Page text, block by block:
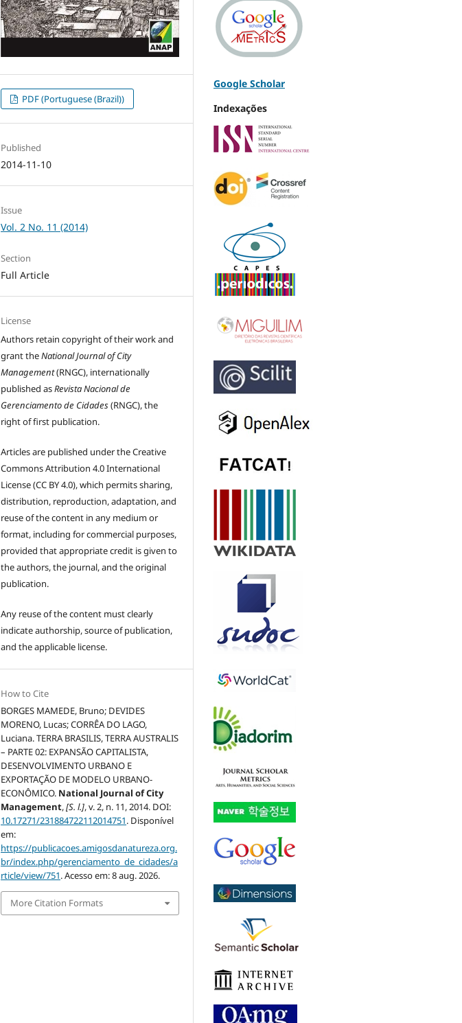
PDF (Portuguese (Brazil))
Published
2014-11-10
Issue
Vol. 2 No. 11 (2014)
Section
Full Article
License
Authors retain copyright of their work and
grant theNational Journal of City
Management(RNGC), internationally
published asRevista Nacional de
Gerenciamento de Cidades(RNGC), the
right of first publication.
Articles are published under the Creative
Commons Attribution 4.0 International
License (CC BY 4.0), which permits sharing,
distribution, reproduction, adaptation, and
reuse of the content in any medium or
format, including for commercial purposes,
provided that appropriate credit is given to
the authors, the journal, and the original
publication.
Any reuse of the content must clearly
indicate authorship, source of publication,
and the applicable license.
How to Cite
BORGES MAMEDE, Bruno; DEVIDES
MORENO, Lucas; CORRÊA DO LAGO,
Luciana. TERRA BRASILIS, TERRA AUSTRALIS
– PARTE 02: EXPANSÃO CAPITALISTA,
DESENVOLVIMENTO URBANO E
EXPORTAÇÃO DE MODELO URBANO-
ECONÔMICO. National Journal of City
Management,[S. l.], v. 2, n. 11, 2014. DOI:
10.17271/231884722112014751. Disponível
em:
https://publicacoes.amigosdanatureza.org.
br/index.php/gerenciamento_de_cidades/a
rticle/view/751. Acesso em: 8 aug. 2026.
More Citation Formats
Google Scholar
Indexações